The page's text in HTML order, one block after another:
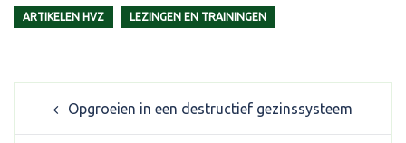
ARTIKELEN HVZ LEZINGEN EN TRAININGEN
navigation
Opgroeien in een destructief gezinssysteem